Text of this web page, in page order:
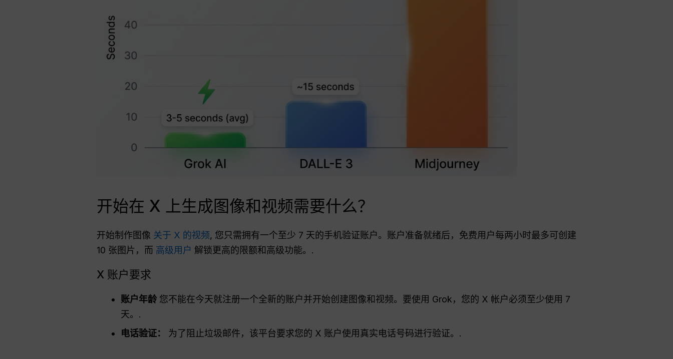
开始在 X 上生成图像和视频需要什么？
开始制作图像 关于 X 的视频, 您只需拥有一个至少 7 天的手机验证账户。账户准备就绪后，免费用户每两小时最多可创建
10 张图片，而 高级用户 解锁更高的限额和高级功能。.
X 账户要求
账户年龄 您不能在今天就注册一个全新的账户并开始创建图像和视频。要使用 Grok，您的 X 帐户必须至少使用 7
天。.
电话验证：
为了阻止垃圾邮件，该平台要求您的 X 账户使用真实电话号码进行验证。.